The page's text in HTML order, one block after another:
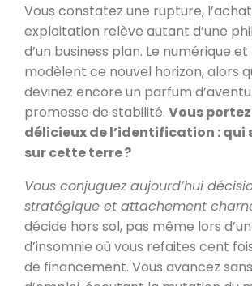
Vous constatez une rupture, l’achat
exploitation relève autant d’une
d’un business plan. Le numérique et
modèlent ce nouvel horizon, alors
devinez encore un parfum
promesse de stabilité. Vous
délicieux de l’identification : qui
sur cette terre ?
Vous conjuguez aujourd’hui
stratégique et attachement
décide hors sol, pas même lors
d’insomnie où vous refaites cent
de financement. Vous avancez